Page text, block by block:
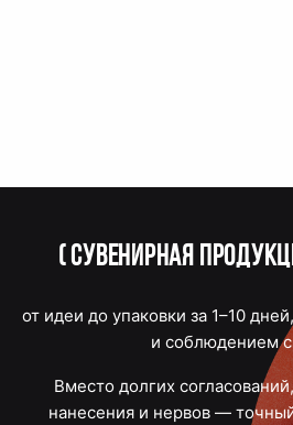
(Сувенирная
от идеи до упаковки за 1–10
и соблюдением
Вместо долгих
нанесения и нервов —